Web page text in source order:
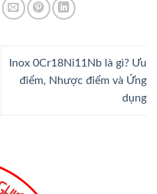
Inox 0Cr18Ni11Nb là gì? Ưu
điểm, Nhược điểm và Ứng
dụng